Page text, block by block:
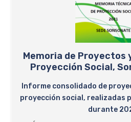
Memoria de Proyectos
Proyección Social,
Informe consolidado de
proyección social, realizadas
durante